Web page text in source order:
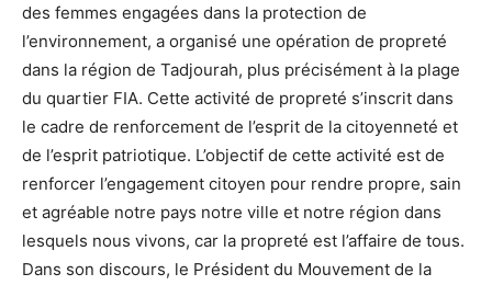
des femmes engagées dans la protection de
l’environnement, a organisé une opération de propreté
dans la région de Tadjourah, plus précisément à la plage
du quartier FIA. Cette activité de propreté s’inscrit dans
le cadre de renforcement de l’esprit de la citoyenneté et
de l’esprit patriotique. L’objectif de cette activité est de
renforcer l’engagement citoyen pour rendre propre, sain
et agréable notre pays notre ville et notre région dans
lesquels nous vivons, car la propreté est l’affaire de tous.
Dans son discours, le Président du Mouvement de la